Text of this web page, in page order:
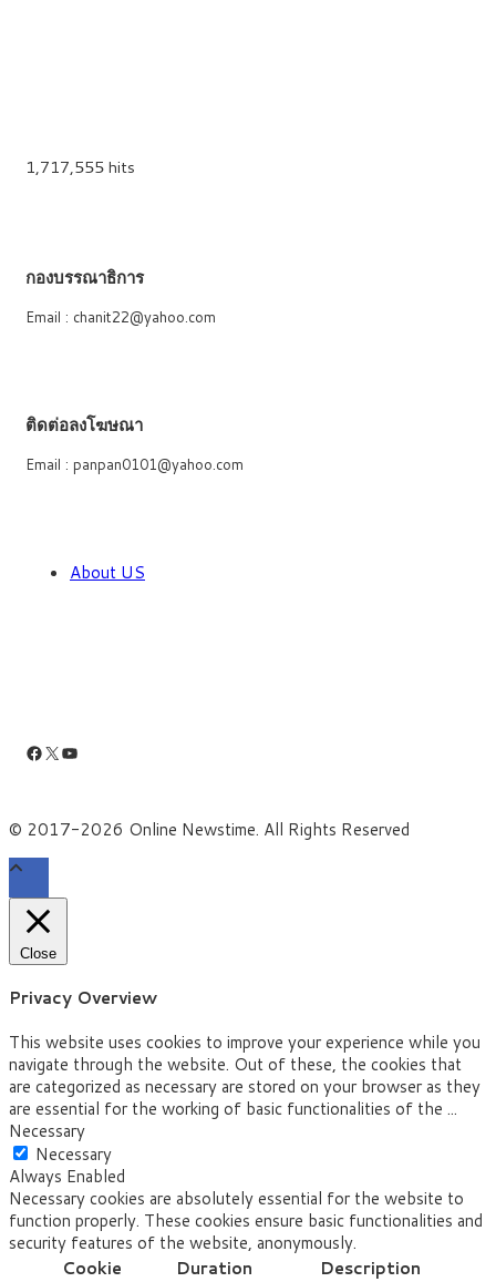
1,717,555 hits
กองบรรณาธิการ
Email : chanit22@yahoo.com
ติดต่อลงโฆษณา
Email : panpan0101@yahoo.com
About US
Facebook
X YouTube
© 2017-2026 Online Newstime. All Rights Reserved
Close
Privacy Overview
This website uses cookies to improve your experience while you
navigate through the website. Out of these, the cookies that
are categorized as necessary are stored on your browser as they
are essential for the working of basic functionalities of the ...
Necessary
Necessary
Always Enabled
Necessary cookies are absolutely essential for the website to
function properly. These cookies ensure basic functionalities and
security features of the website, anonymously.
Cookie
Duration Description